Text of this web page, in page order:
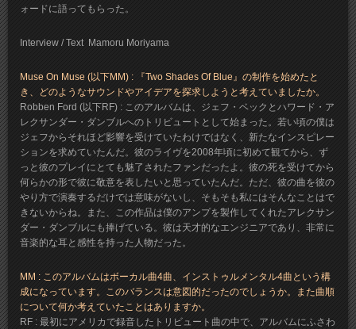
ォードに語ってもらった。
Interview / Text Mamoru Moriyama
Muse On Muse (以下MM) : 『Two Shades Of Blue』の制作を始めたと
き、どのようなサウンドやアイデアを探求しようと考えていましたか。
Robben Ford (以下RF) : このアルバムは、ジェフ・ベックとハワード・ア
レクサンダー・ダンブルへのトリビュートとして始まった。若い頃の僕は
ジェフからそれほど影響を受けていたわけではなく、新たなインスピレー
ションを求めていたんだ。彼のライヴを2008年頃に初めて観てから、ず
っと彼のプレイにとても魅了されたファンだったよ。彼の死を受けてから
何らかの形で彼に敬意を表したいと思っていたんだ。ただ、彼の曲を彼の
やり方で演奏するだけでは意味がないし、そもそも私にはそんなことはで
きないからね。また、この作品は僕のアンプを製作してくれたアレクサン
ダー・ダンブルにも捧げている。彼は天才的なエンジニアであり、非常に
音楽的な耳と感性を持った人物だった。
MM : このアルバムはボーカル曲4曲、インストゥルメンタル4曲という構
成になっています。このバランスは意図的だったのでしょうか。また曲順
について何か考えていたことはありますか。
RF : 最初にアメリカで録音したトリビュート曲の中で、アルバムにふさわ